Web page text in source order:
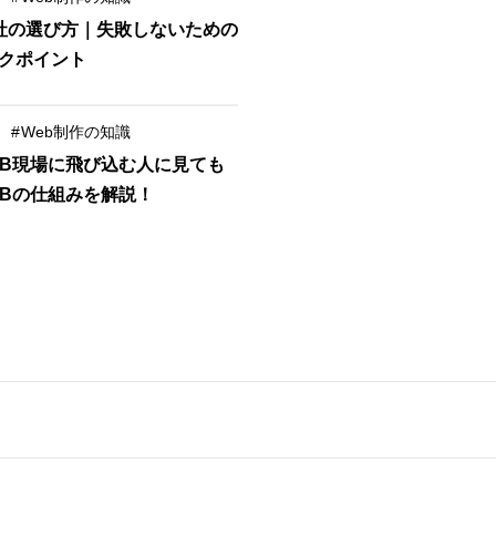
の選び方｜失敗しないための
ポイント
#Web制作の知識
現場に飛び込む人に見ても
の仕組みを解説！